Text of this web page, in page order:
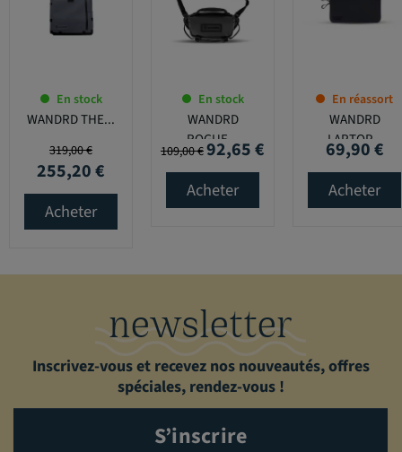
En stock
WANDRD THE...
Prix de base
319,00 €Prix
255,20 €
Acheter
En stock
WANDRD
ROGUE...
Prix de base
109,00 €Prix
92,65 €
Acheter
En réassort
WANDRD
LAPTOP...
Prix
69,90 €
Acheter
newsletter
Inscrivez-vous et recevez nos nouveautés, offres
spéciales, rendez-vous !
S’inscrire